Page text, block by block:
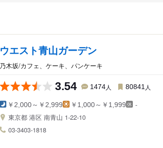
ウエスト青山ガーデン
乃木坂/カフェ、ケーキ、パンケーキ
3.54 1474人 80841人
￥2,000～￥2,999 ￥1,000～￥1,999
-
東京都 港区 南青山 1-22-10
03-3403-1818